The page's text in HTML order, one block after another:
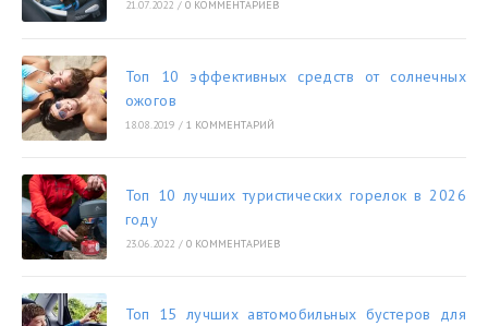
21.07.2022 / 0 КОММЕНТАРИЕВ
Топ 10 эффективных средств от солнечных
ожогов
18.08.2019 / 1 КОММЕНТАРИЙ
Топ 10 лучших туристических горелок в 2026
году
23.06.2022 / 0 КОММЕНТАРИЕВ
Топ 15 лучших автомобильных бустеров для